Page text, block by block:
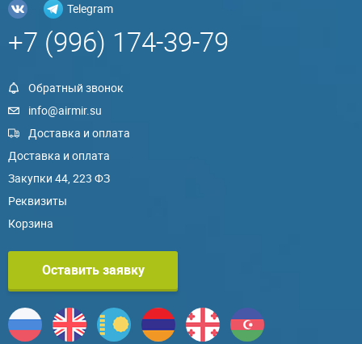
Telegram
+7 (996) 174-39-79
Обратный звонок
info@airmir.su
Доставка и оплата
Доставка и оплата
Закупки 44, 223 ФЗ
Реквизиты
Корзина
Оставить заявку